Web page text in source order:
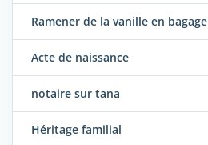
Ramener de la vanille en bagage
Acte de naissance
notaire sur tana
Héritage familial